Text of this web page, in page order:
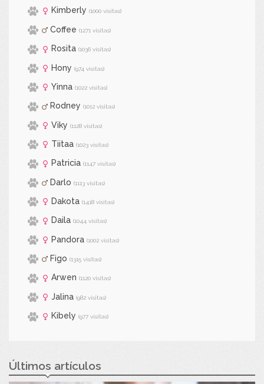
Kimberly (1000 visitas)
Coffee (1271 visitas)
Rosita (1036 visitas)
Hony (974 visitas)
Yinna (1022 visitas)
Rodney (1012 visitas)
Viky (1128 visitas)
Tiitaa (1023 visitas)
Patricia (1147 visitas)
Darlo (1113 visitas)
Dakota (1418 visitas)
Daila (1044 visitas)
Pandora (1002 visitas)
Figo (1315 visitas)
Arwen (1120 visitas)
Jalina (982 visitas)
Kibely (977 visitas)
Últimos artículos